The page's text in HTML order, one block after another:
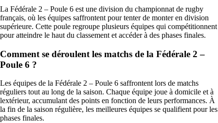
La Fédérale 2 – Poule 6 est une division du championnat de rugby
français, où les équipes saffrontent pour tenter de monter en division
supérieure. Cette poule regroupe plusieurs équipes qui compétitionnent
pour atteindre le haut du classement et accéder à des phases finales.
Comment se déroulent les matchs de la Fédérale 2 –
Poule 6 ?
Les équipes de la Fédérale 2 – Poule 6 saffrontent lors de matchs
réguliers tout au long de la saison. Chaque équipe joue à domicile et à
lextérieur, accumulant des points en fonction de leurs performances. À
la fin de la saison régulière, les meilleures équipes se qualifient pour les
phases finales.